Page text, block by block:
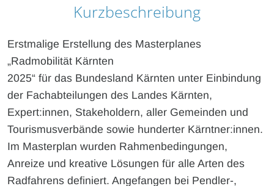
Kurzbeschreibung
Erstmalige Erstellung des Masterplanes
„Radmobilität Kärnten
2025“ für das Bundesland Kärnten unter Einbindung
der Fachabteilungen des Landes Kärnten,
Expert:innen, Stakeholdern, aller Gemeinden und
Tourismusverbände sowie hunderter Kärntner:innen.
Im Masterplan wurden Rahmenbedingungen,
Anreize und kreative Lösungen für alle Arten des
Radfahrens definiert. Angefangen bei Pendler-,